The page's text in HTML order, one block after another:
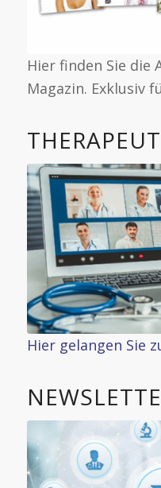
Hier finden Sie die
Magazin. Exklusiv
Hier gelangen Sie